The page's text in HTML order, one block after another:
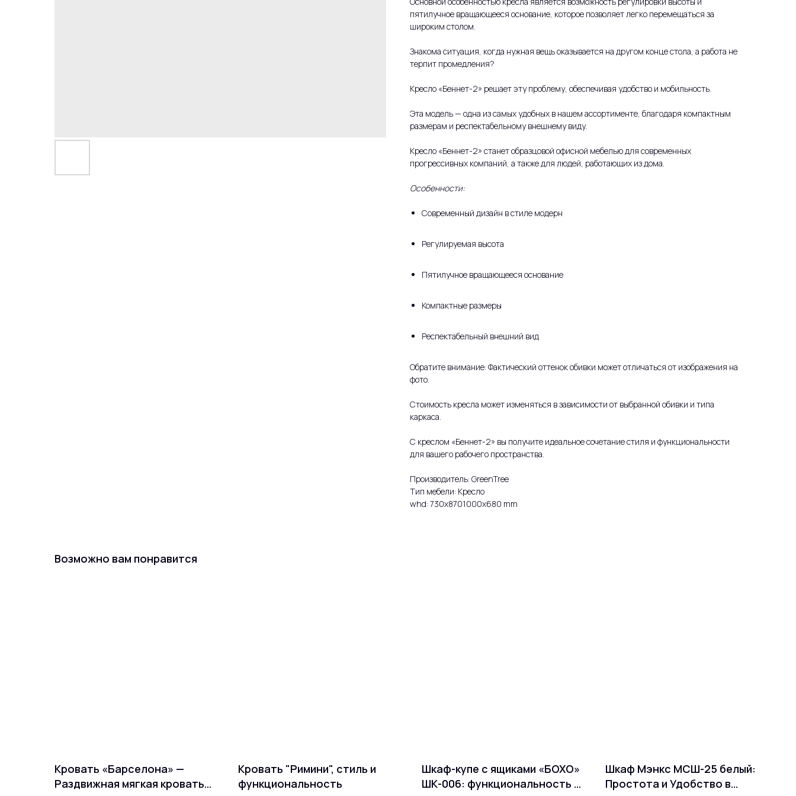
пятилучное вращающееся основание, которое позволяет легко перемещаться за
широким столом.
Знакома ситуация, когда нужная вещь оказывается на другом конце стола, а работа не
терпит промедления?
Кресло «Беннет-2» решает эту проблему, обеспечивая удобство и мобильность.
Эта модель — одна из самых удобных в нашем ассортименте, благодаря компактным
размерам и респектабельному внешнему виду.
Кресло «Беннет-2» станет образцовой офисной мебелью для современных
прогрессивных компаний, а также для людей, работающих из дома.
Особенности:
Современный дизайн в стиле модерн
Регулируемая высота
Пятилучное вращающееся основание
Компактные размеры
Респектабельный внешний вид
Обратите внимание: Фактический оттенок обивки может отличаться от изображения на
фото.
Стоимость кресла может изменяться в зависимости от выбранной обивки и типа
каркаса.
С креслом «Беннет-2» вы получите идеальное сочетание стиля и функциональности
для вашего рабочего пространства.
Производитель: GreenTree
Тип мебели: Кресло
whd: 730x8701000x680 mm
Возможно вам понравится
Кровать «Барселона» —
Раздвижная мягкая кровать:
Кровать "Римини", стиль и
функциональность
Шкаф-купе с ящиками «БОХО»
ШК-006: функциональность в
Шкаф Мэнкс МСШ-25 белый:
Простота и Удобство в